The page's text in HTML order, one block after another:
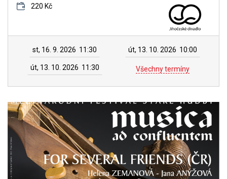
220 Kč
st, 16. 9. 2026 11:30 út, 13. 10. 2026 10:00
út, 13. 10. 2026 11:30 Všechny termíny